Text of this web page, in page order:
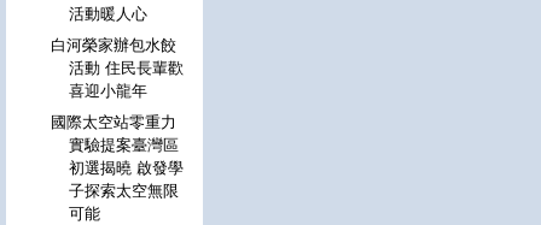
活動暖人心
白河榮家辦包水餃
活動 住民長輩歡
喜迎小龍年
國際太空站零重力
實驗提案臺灣區
初選揭曉 啟發學
子探索太空無限
可能